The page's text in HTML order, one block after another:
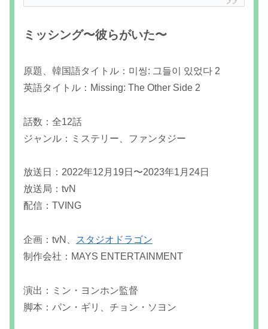
ミッシング〜彼らがいた〜
原題、韓国語タイトル：미씽: 그들이 있었다 2
英語タイトル：Missing: The Other Side 2
話数：全12話
ジャンル：ミステリー、ファンタジー
放送日：2022年12月19日〜2023年1月24日
放送局：tvN
配信：TVING
企画：tvN、
スタジオドラゴン
制作会社：MAYS ENTERTAINMENT
演出：ミン・ヨンホン監督
脚本：パン・ギリ、チョン・ソヨン